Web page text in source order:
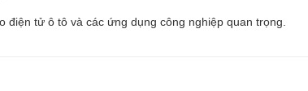
tử ô tô và các ứng dụng công nghiệp quan trọng.